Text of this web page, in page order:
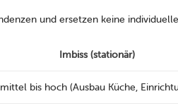
und ersetzen keine
Imbiss (stationär)
mittel bis hoch (Ausbau Küche,